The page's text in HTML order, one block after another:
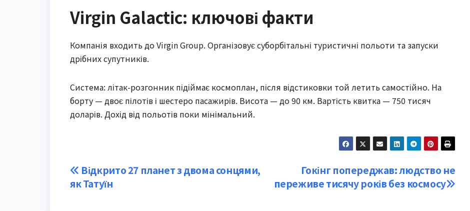
Virgin Galactic: ключові факти
Компанія входить до Virgin Group. Організовує суборбітальні туристичні польоти та запуски
дрібних супутників.
Система: літак-розгонник підіймає космоплан, після відстиковки той летить самостійно. На
борту — двоє пілотів і шестеро пасажирів. Висота — до 90 км. Вартість квитка — 750 тисяч
доларів. Дохід від польотів поки мінімальний.
Post
navigation
Гокінг попереджав: людство не
переживе тисячу років без космосу
Відкрито 27 планет з двома сонцями,
як Татуїн